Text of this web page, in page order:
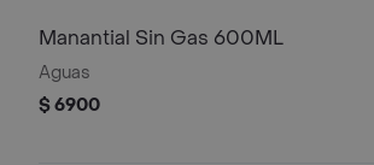
Manantial Sin Gas 600ML
Aguas
$ 6900